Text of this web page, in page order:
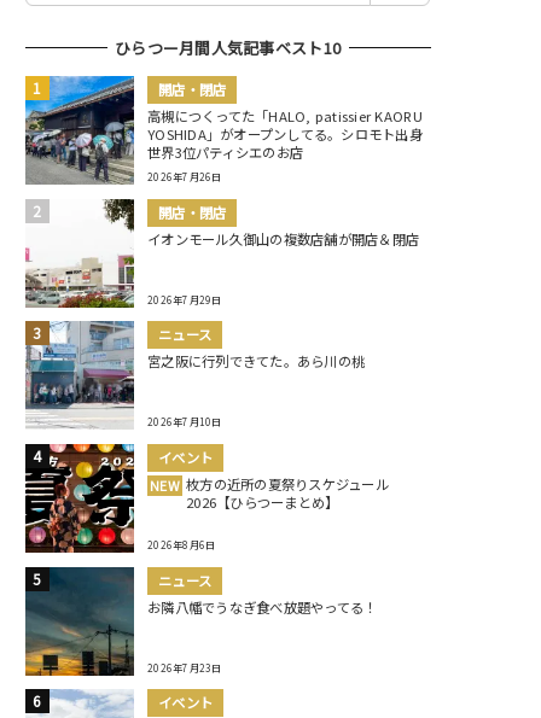
ひらつー月間人気記事ベスト10
開店・閉店
高槻につくってた「HALO, patissier KAORU
YOSHIDA」がオープンしてる。シロモト出身
世界3位パティシエのお店
2026年7月26日
開店・閉店
イオンモール久御山の複数店舗が開店＆閉店
2026年7月29日
ニュース
宮之阪に行列できてた。あら川の桃
2026年7月10日
イベント
NEW 枚方の近所の夏祭りスケジュール
2026【ひらつーまとめ】
2026年8月6日
ニュース
お隣八幡でうなぎ食べ放題やってる！
2026年7月23日
イベント